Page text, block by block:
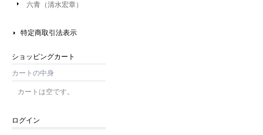
六青（清水宏章）
特定商取引法表示
ショッピングカート
カートの中身
カートは空です。
ログイン